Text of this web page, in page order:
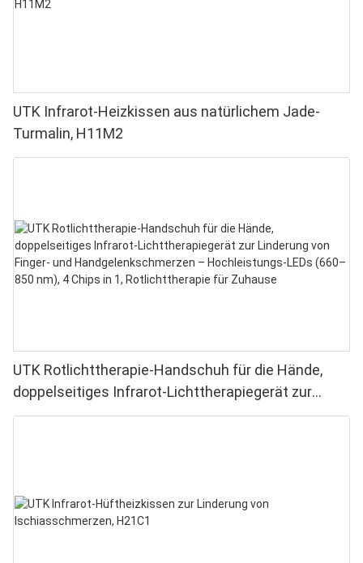
UTK Infrarot-Heizkissen aus natürlichem Jade-
Turmalin, H11M2
UTK Rotlichttherapie-Handschuh für die Hände,
doppelseitiges Infrarot-Lichttherapiegerät zur
Linderung von Finger- und Handgelenkschmerzen –